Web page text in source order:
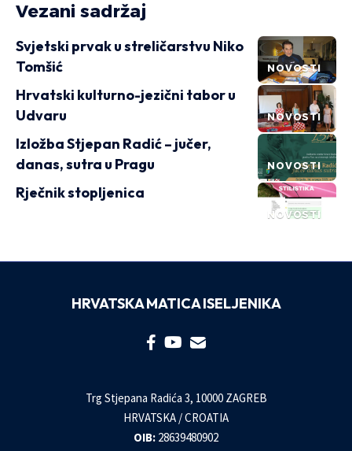
Vezani sadržaj
NOVOSTI
Svjetski prvak u streličarstvu Niko
Tomšić
NOVOSTI
Hrvatski kulturno-jezični tabor u
Udvaru
NOVOSTI
Izložba Stjepan Radić – jučer,
danas, sutra u Pragu
NOVOSTI
Rječnik stopljenica
HRVATSKA MATICA ISELJENIKA
Trg Stjepana Radića 3, 10000 ZAGREB
HRVATSKA / CROATIA
OIB: 28639480902